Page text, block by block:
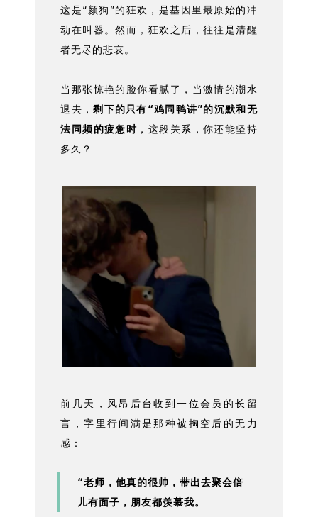
这是“颜狗”的狂欢，是基因里最原始的冲
动在叫嚣。然而，狂欢之后，往往是清醒
者无尽的悲哀。
当那张惊艳的脸你看腻了，当激情的潮水
退去，剩下的只有“鸡同鸭讲”的沉默和无
法同频的疲惫时 ，这段关系，你还能坚持
多久？
前几天，风昂后台收到一位会员的长留
言，字里行间满是那种被掏空后的无力
感：
“老师，他真的很帅，带出去聚会倍
儿有面子，朋友都羡慕我。